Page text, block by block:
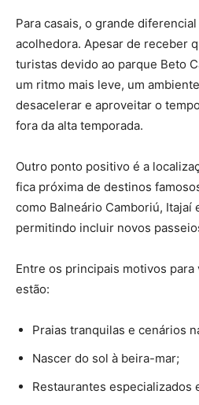
Para casais, o grande
acolhedora. Apesar de receber
turistas devido ao parque Beto
um ritmo mais leve, um
desacelerar e aproveitar o
fora da alta temporada.
Outro ponto positivo é a
fica próxima de destinos
como Balneário Camboriú, Itajaí
permitindo incluir novos
Entre os principais motivos para
estão:
Praias tranquilas e cenários
Nascer do sol à beira-mar;
Restaurantes especializados